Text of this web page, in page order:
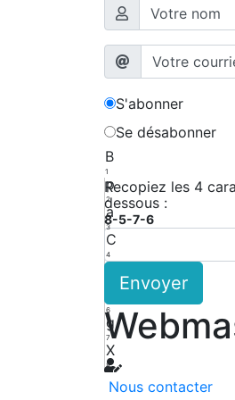
S'abonner
Se désabonner
B
1
p
2
a
3
C
4
r
6
g
7
X
8
Recopiez les 4
dessous :
8-5-7-6
Envoyer
Nous contacter